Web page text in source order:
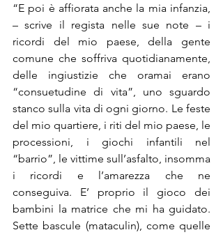
“E poi è affiorata anche la mia infanzia,
– scrive il regista nelle sue note – i
ricordi del mio paese, della gente
comune che soffriva quotidianamente,
delle ingiustizie che oramai erano
“consuetudine di vita”, uno sguardo
stanco sulla vita di ogni giorno. Le feste
del mio quartiere, i riti del mio paese, le
processioni, i giochi infantili nel
“barrio”, le vittime sull’asfalto, insomma
i ricordi e l’amarezza che ne
conseguiva. E’ proprio il gioco dei
bambini la matrice che mi ha guidato.
Sette bascule (mataculin), come quelle